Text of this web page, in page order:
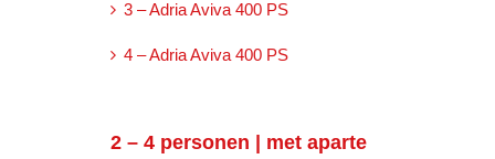
3 – Adria Aviva 400 PS
4 – Adria Aviva 400 PS
2 – 4 personen | met aparte